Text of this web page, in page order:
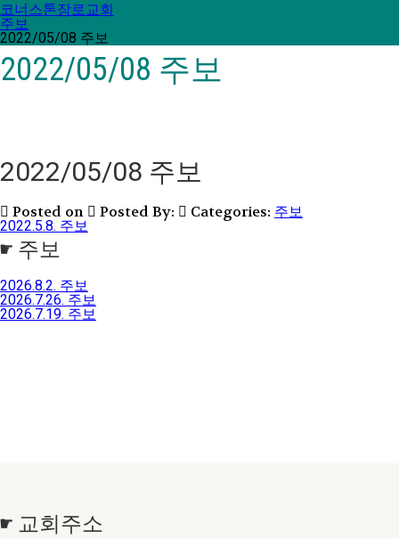
코너스톤장로교회
주보
2022/05/08 주보
2022/05/08 주보
2022/05/08 주보
Posted on Posted By: Categories: 주보
2022.5.8. 주보
☛ 주보
2026.8.2. 주보
2026.7.26. 주보
2026.7.19. 주보
☛ 교회주소